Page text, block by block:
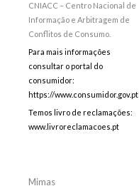
CNIACC – Centro Nacional de
Informação e Arbitragem de
Conflitos de Consumo.
Para mais informações
consultar o portal do
consumidor:
https://www.consumidor.gov.pt
Temos livro de reclamações:
www.livroreclamacoes.pt
Mimas